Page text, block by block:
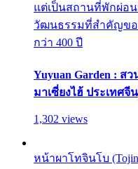
แต่เป็นสถานที่พักผ่อ
วัฒนธรรมที่สำคัญขอ
กว่า 400 ปี
Yuyuan Garden : ส
มาเซี่ยงไฮ้ ประเทศจีน
1,302 views
หน้าผาโทจินโบ